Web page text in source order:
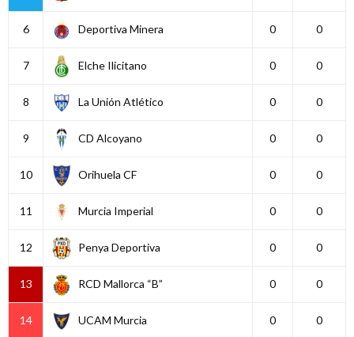
6 Deportiva Minera 0 0
7 Elche Ilicitano 0 0
8 La Unión Atlético 0 0
9 CD Alcoyano 0 0
10 Orihuela CF 0 0
11 Murcia Imperial 0 0
12 Penya Deportiva 0 0
13 RCD Mallorca “B” 0 0
14 UCAM Murcia 0 0